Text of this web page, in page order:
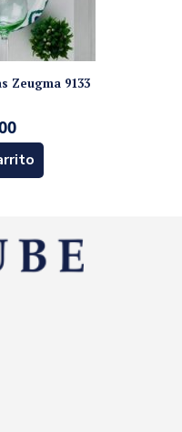
Zeugma 9133